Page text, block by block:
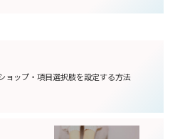
ョップ・項目選択肢を設定する方法